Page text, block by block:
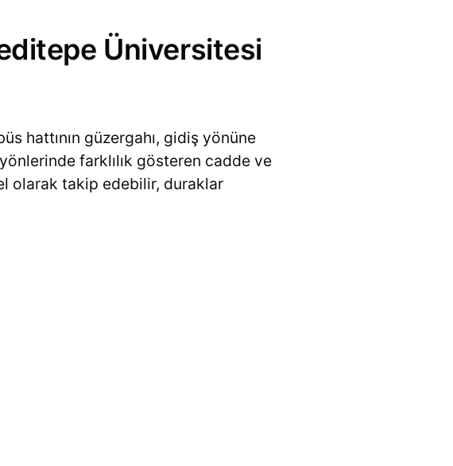
Üniversitesi
hattının güzergahı, gidiş yönüne
farklılık gösteren cadde ve
olarak takip edebilir, duraklar